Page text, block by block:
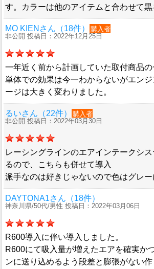
す。カラーは他のアイテムと合わせて黒
MO KIENさん（18件）
購入者
非公開 投稿日：2022年12月25日
一年近く前から計画していた取付商品の
単体での効果は今一わからないがエン
ージは大きく変わりました。
るいさん（22件）
購入者
非公開 投稿日：2022年03月30日
レーシングラインのエアインテークシ
るので、こちらも併せて導入
派手なのは好きじゃないので色はグレー
DAYTONA1さん（18件）
神奈川県/50代/男性 投稿日：2022年03月06日
R600導入に伴い導入しました。
R600にて吸入量が増えたエアを確実か
ンに送り込めるよう段差と膨張がない作